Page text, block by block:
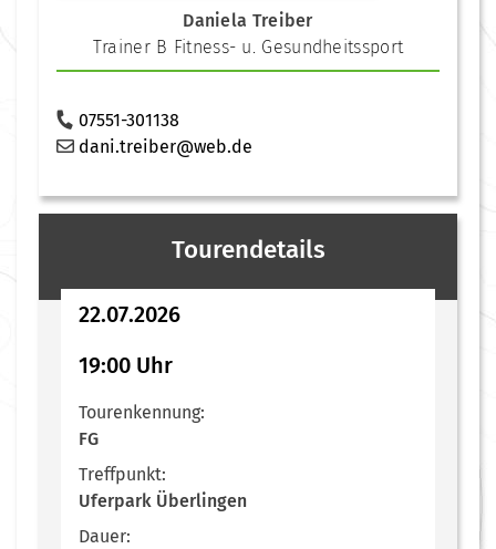
Daniela Treiber
Trainer B Fitness- u. Gesundheitssport
07551-301138
dani.treiber@web.de
Tourendetails
22.07.2026
19:00 Uhr
Tourenkennung:
FG
Treffpunkt:
Uferpark Überlingen
Dauer: